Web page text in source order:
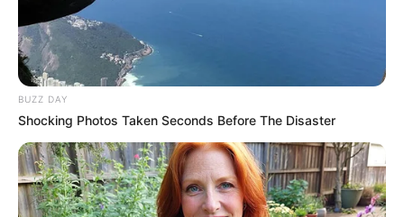
BUZZ DAY
Shocking Photos Taken Seconds Before The Disaster